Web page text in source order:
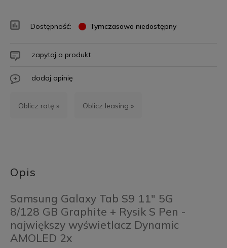
Dostępność: Tymczasowo niedostępny
zapytaj o produkt
dodaj opinię
Oblicz ratę » Oblicz leasing »
Opis
Samsung Galaxy Tab S9 11" 5G
8/128 GB Graphite + Rysik S Pen -
największy wyświetlacz Dynamic
AMOLED 2x